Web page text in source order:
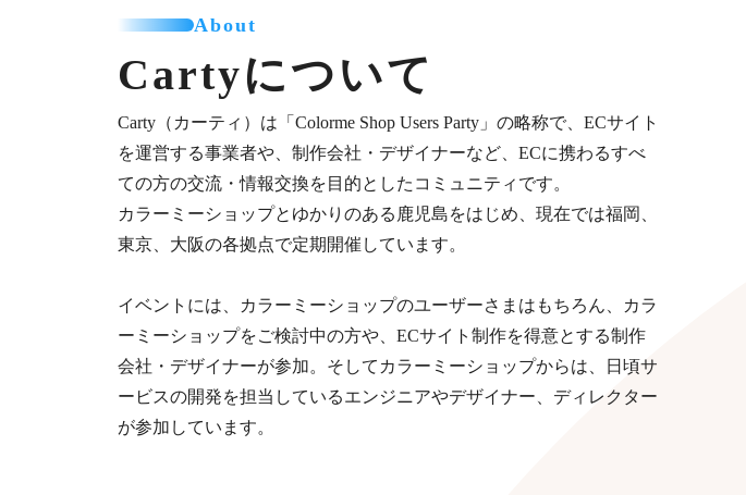
About
Cartyについて
Carty（カーティ）は「Colorme Shop Users Party」の略称で、ECサイト
を運営する事業者や、制作会社・デザイナーなど、ECに携わるすべ
ての方の交流・情報交換を目的としたコミュニティです。
カラーミーショップとゆかりのある鹿児島をはじめ、現在では福岡、
東京、大阪の各拠点で定期開催しています。
イベントには、カラーミーショップのユーザーさまはもちろん、カラ
ーミーショップをご検討中の方や、ECサイト制作を得意とする制作
会社・デザイナーが​参加。そしてカラーミーショップからは、日頃サ
ービスの開発を担当しているエンジニアやデザイナー、ディレクター
が参加していま​す。